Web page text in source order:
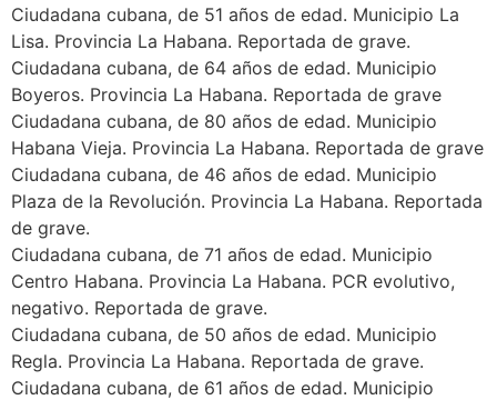
Ciudadana cubana, de 51 años de edad. Municipio La
Lisa. Provincia La Habana. Reportada de grave.
Ciudadana cubana, de 64 años de edad. Municipio
Boyeros. Provincia La Habana. Reportada de grave
Ciudadana cubana, de 80 años de edad. Municipio
Habana Vieja. Provincia La Habana. Reportada de grave
Ciudadana cubana, de 46 años de edad. Municipio
Plaza de la Revolución. Provincia La Habana. Reportada
de grave.
Ciudadana cubana, de 71 años de edad. Municipio
Centro Habana. Provincia La Habana. PCR evolutivo,
negativo. Reportada de grave.
Ciudadana cubana, de 50 años de edad. Municipio
Regla. Provincia La Habana. Reportada de grave.
Ciudadana cubana, de 61 años de edad. Municipio